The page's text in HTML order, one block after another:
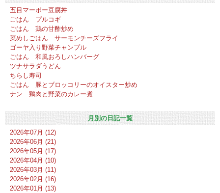
五目マーボー豆腐丼
ごはん プルコギ
ごはん 鶏の甘酢炒め
菜めしごはん サーモンチーズフライ
ゴーヤ入り野菜チャンプル
ごはん 和風おろしハンバーグ
ツナサラダうどん
ちらし寿司
ごはん 豚とブロッコリーのオイスター炒め
ナン 鶏肉と野菜のカレー煮
月別の日記一覧
2026年07月 (12)
2026年06月 (21)
2026年05月 (17)
2026年04月 (10)
2026年03月 (11)
2026年02月 (16)
2026年01月 (13)